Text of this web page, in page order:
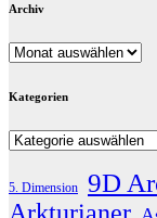
Archiv
Archiv
Kategorien
Kategorien
5. Dimension 9D
Arkturianer